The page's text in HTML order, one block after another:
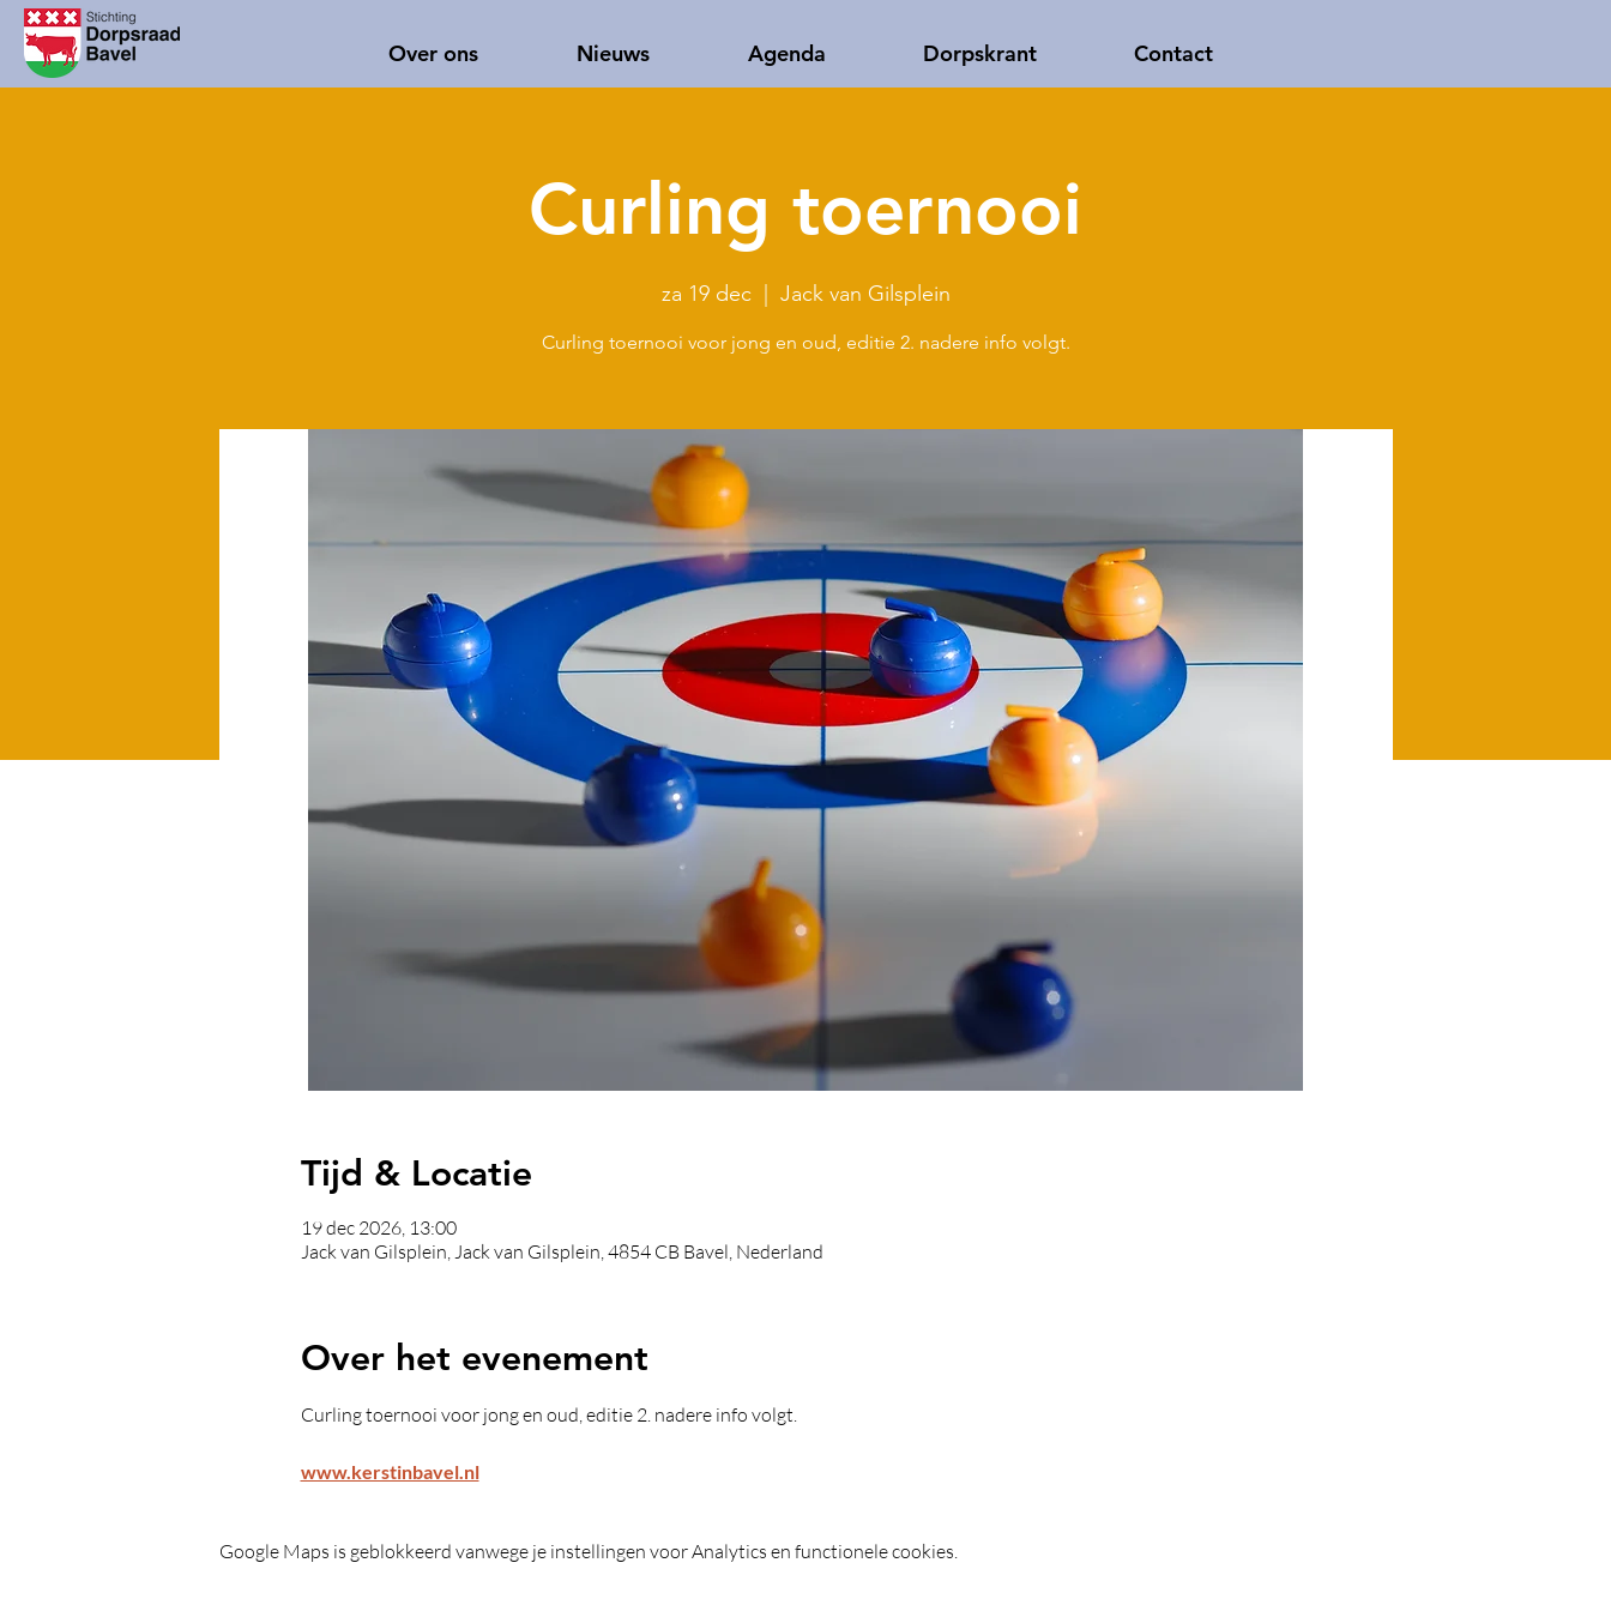
Over ons Nieuws Agenda Dorpskrant Contact
Curling toernooi
za 19 dec
  |
Jack van Gilsplein
Curling toernooi voor jong en oud, editie 2. nadere info volgt.
Tijd & Locatie
19 dec 2026, 13:00
Jack van Gilsplein, Jack van Gilsplein, 4854 CB Bavel, Nederland
Over het evenement
Curling toernooi voor jong en oud, editie 2. nadere info volgt.
www.kerstinbavel.nl
Google Maps is geblokkeerd vanwege je instellingen voor Analytics en functionele cookies.